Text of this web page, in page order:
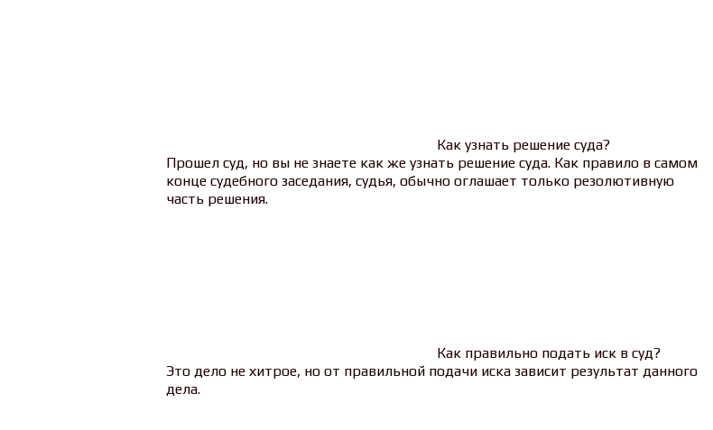
Как узнать решение суда?
Прошел суд, но вы не знаете как же узнать решение суда. Как правило в самом
конце судебного заседания, судья, обычно оглашает только резолютивную
часть решения.
Как правильно подать иск в суд?
Это дело не хитрое, но от правильной подачи иска зависит результат данного
дела.